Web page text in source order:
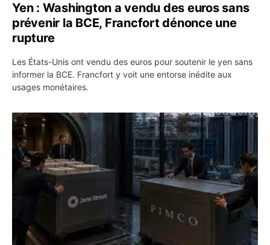
Yen : Washington a vendu des euros sans
prévenir la BCE, Francfort dénonce une
rupture
Les États-Unis ont vendu des euros pour soutenir le yen sans
informer la BCE. Francfort y voit une entorse inédite aux
usages monétaires.
Jane Street négocie le transfert de 11 milliards de